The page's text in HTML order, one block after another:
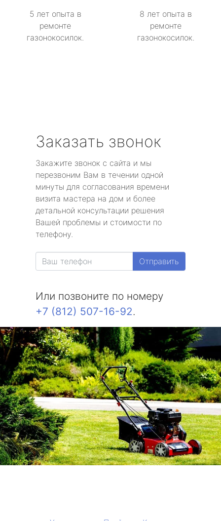
5 лет опыта в
ремонте
газонокосилок.
8 лет опыта в
ремонте
газонокосилок.
Заказать звонок
Закажите звонок с сайта и мы
перезвоним Вам в течении одной
минуты для согласования времени
визита мастера на дом и более
детальной консультации решения
Вашей проблемы и стоимости по
телефону.
Отправить
Или позвоните по номеру
+7 (812) 507-16-92.